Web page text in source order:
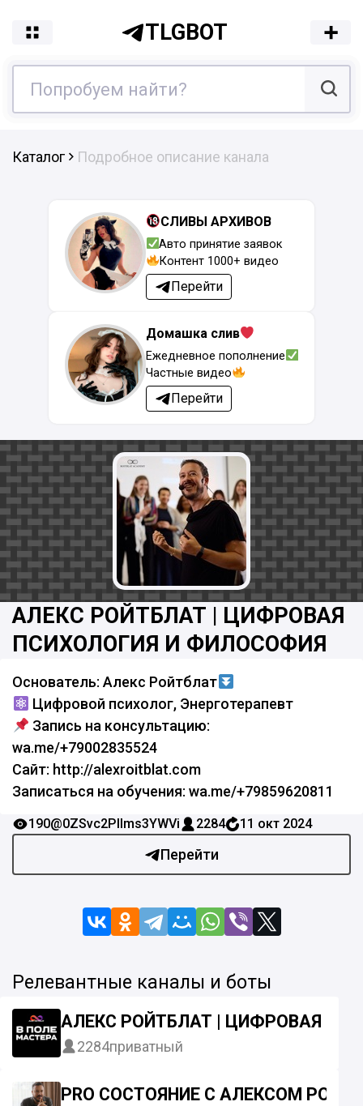
TLGBOT
Каталог Подробное описание канала
СЛИВЫ АРХИВОВ
Авто принятие заявок
Контент 1000+ видео
Перейти
Домашка слив
Ежедневное пополнение
Частные видео
Перейти
АЛЕКС РОЙТБЛАТ | ЦИФРОВАЯ
ПСИХОЛОГИЯ И ФИЛОСОФИЯ
Основатель: Алекс Ройтблат
Цифровой психолог, Энерготерапевт
Запись на консультацию:
wa.me/+79002835524
Сайт: http://alexroitblat.com
Записаться на обучения: wa.me/+79859620811
Перейти
190@0ZSvc2Pllms3YWVi 2284 11 окт 2024
Релевантные каналы и боты
АЛЕКС РОЙТБЛАТ | ЦИФРОВАЯ
2284приватный
PRO СОСТОЯНИЕ С АЛЕКСОМ